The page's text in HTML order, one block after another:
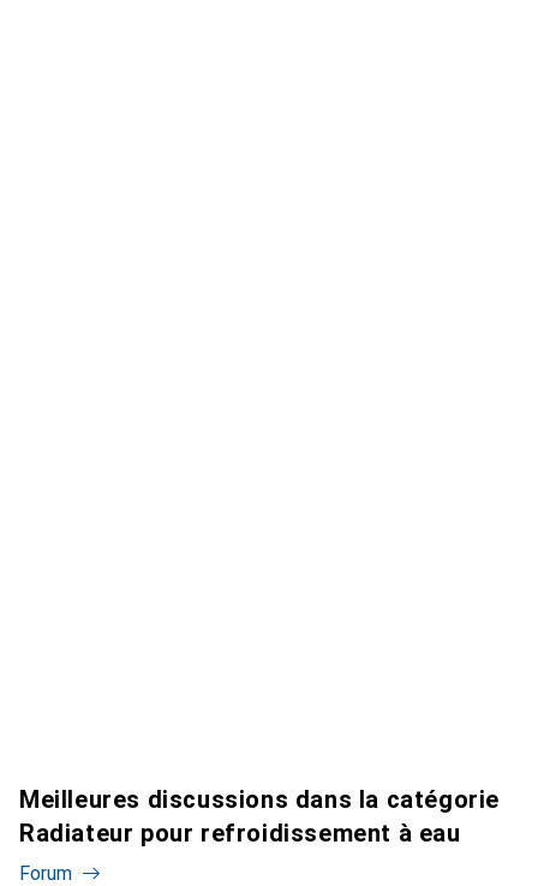
Meilleures discussions dans la catégorie
Radiateur pour refroidissement à eau
Forum